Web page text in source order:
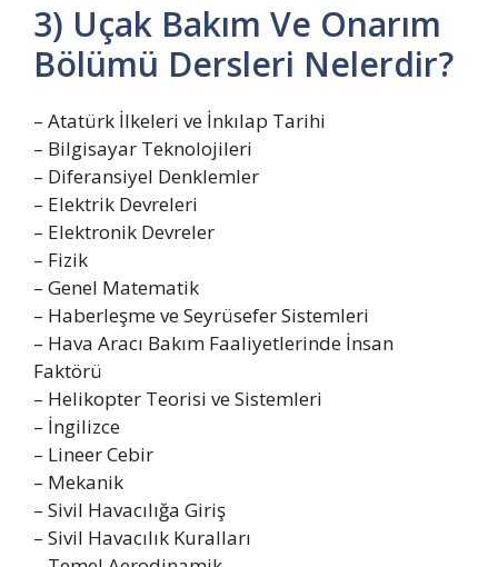
3) Uçak Bakım Ve Onarım
Bölümü Dersleri Nelerdir?
– Atatürk İlkeleri ve İnkılap Tarihi
– Bilgisayar Teknolojileri
– Diferansiyel Denklemler
– Elektrik Devreleri
– Elektronik Devreler
– Fizik
– Genel Matematik
– Haberleşme ve Seyrüsefer Sistemleri
– Hava Aracı Bakım Faaliyetlerinde İnsan
Faktörü
– Helikopter Teorisi ve Sistemleri
– İngilizce
– Lineer Cebir
– Mekanik
– Sivil Havacılığa Giriş
– Sivil Havacılık Kuralları